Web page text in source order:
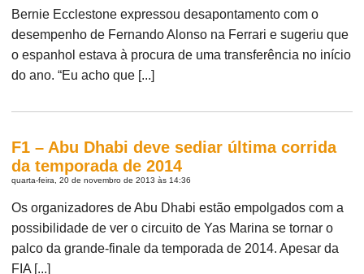
Bernie Ecclestone expressou desapontamento com o
desempenho de Fernando Alonso na Ferrari e sugeriu que
o espanhol estava à procura de uma transferência no início
do ano. “Eu acho que [...]
F1 – Abu Dhabi deve sediar última corrida
da temporada de 2014
quarta-feira, 20 de novembro de 2013 às 14:36
Os organizadores de Abu Dhabi estão empolgados com a
possibilidade de ver o circuito de Yas Marina se tornar o
palco da grande-finale da temporada de 2014. Apesar da
FIA [...]